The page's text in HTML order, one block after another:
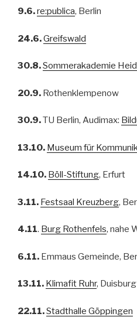
9.6.re:publica, Berlin
24.6.Greifswald
30.8.Sommerakademie
20.9. Rothenklempenow
30.9.TU Berlin, Audimax:
13.10. Museum für
14.10. Böll-Stiftung, Erfurt
3.11. Festsaal Kreuzberg,
4.11. Burg Rothenfels, nahe
6.11. Emmaus Gemeinde,
13.11. Klimafit Ruhr, Duisburg
22.11.Stadthalle Göppingen